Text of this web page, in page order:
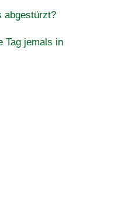
abgestürzt?
Tag jemals in